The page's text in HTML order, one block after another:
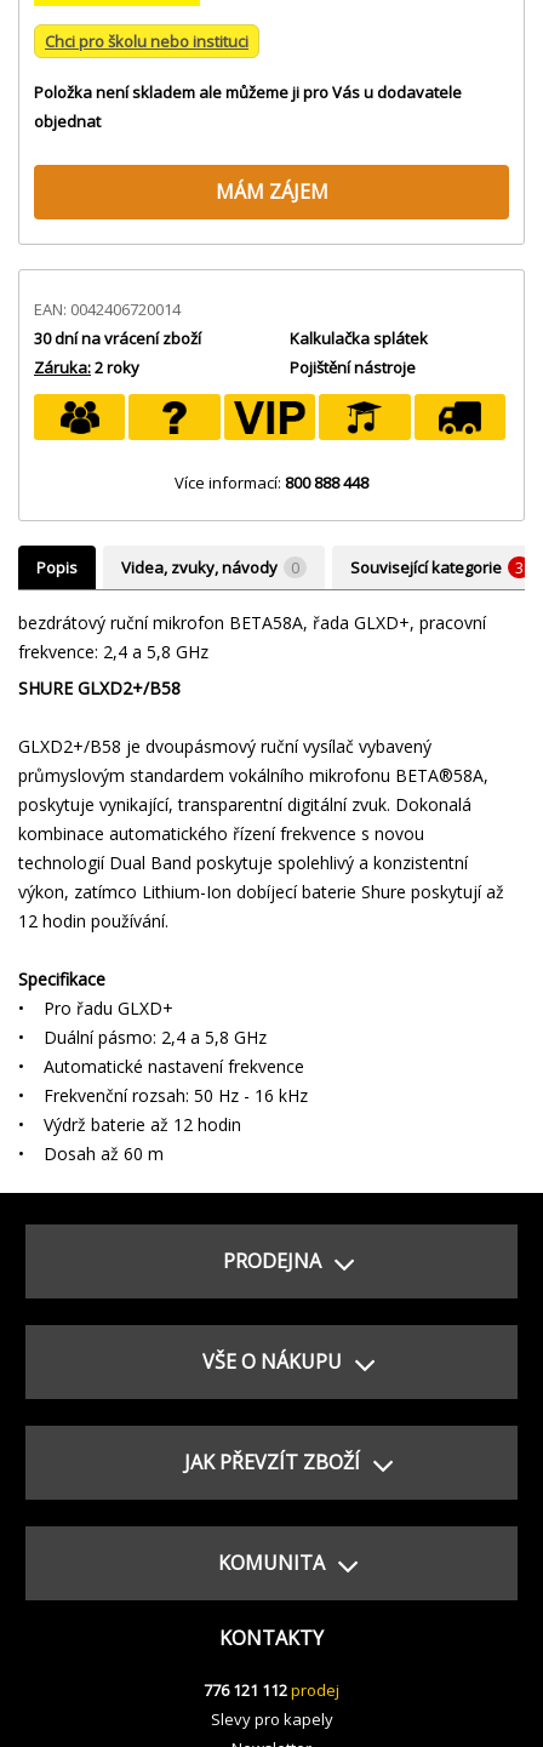
Chci pro školu nebo instituci
Položka není skladem ale můžeme ji pro Vás u dodavatele
objednat
MÁM ZÁJEM
EAN: 0042406720014
30 dní na vrácení zboží
Záruka:2 roky
Kalkulačka splátek
Pojištění nástroje
Více informací: 800 888 448
Popis Videa, zvuky, návody 0 Související kategorie 3
bezdrátový ruční mikrofon BETA58A, řada GLXD+, pracovní
frekvence: 2,4 a 5,8 GHz
SHURE GLXD2+/B58
GLXD2+/B58 je dvoupásmový ruční vysílač vybavený
průmyslovým standardem vokálního mikrofonu BETA®58A,
poskytuje vynikající, transparentní digitální zvuk. Dokonalá
kombinace automatického řízení frekvence s novou
technologií Dual Band poskytuje spolehlivý a konzistentní
výkon, zatímco Lithium-Ion dobíjecí baterie Shure poskytují až
12 hodin používání.
Specifikace
• Pro řadu GLXD+
• Duální pásmo: 2,4 a 5,8 GHz
• Automatické nastavení frekvence
• Frekvenční rozsah: 50 Hz - 16 kHz
• Výdrž baterie až 12 hodin
• Dosah až 60 m
PRODEJNA
VŠE O NÁKUPU
JAK PŘEVZÍT ZBOŽÍ
KOMUNITA
KONTAKTY
776 121 112prodej
Slevy pro kapely